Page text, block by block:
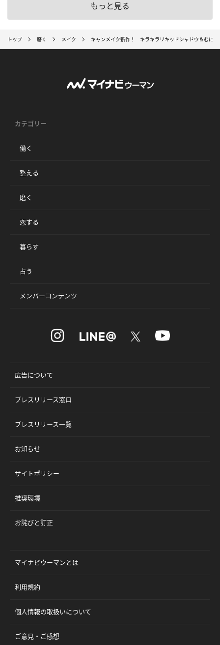
もっと見る
トップ 磨く メイク キャンメイク新作！ キラキラリキッドシャドウ＆むに
カテゴリー
働く
整える
磨く
恋する
暮らす
占う
メンバーコンテンツ
広告について
プレスリリース窓口
プレスリリース一覧
お知らせ
サイトポリシー
推奨環境
お詫びと訂正
マイナビウーマンとは
利用規約
個人情報の取扱いについて
ご意見・ご感想